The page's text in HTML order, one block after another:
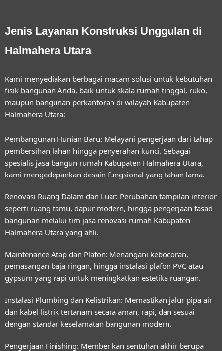
Jenis Layanan Konstruksi Unggulan di
Halmahera Utara
Kami menyediakan berbagai macam solusi untuk kebutuhan
fisik bangunan Anda, baik untuk skala rumah tinggal, ruko,
maupun bangunan perkantoran di wilayah Kabupaten
Halmahera Utara:
Pembangunan Hunian Baru: Melayani pengerjaan dari tahap
pembersihan lahan hingga penyerahan kunci. Sebagai
spesialis jasa bangun rumah Kabupaten Halmahera Utara,
kami mengedepankan desain fungsional yang tahan lama.
Renovasi Ruang Dalam dan Luar: Perubahan tampilan interior
seperti ruang tamu, dapur modern, hingga pengerjaan fasad
bangunan melalui tim jasa renovasi rumah Kabupaten
Halmahera Utara yang ahli.
Maintenance Atap dan Plafon: Menangani kebocoran,
pemasangan baja ringan, hingga instalasi plafon PVC atau
gypsum yang rapi untuk meningkatkan estetika ruangan.
Instalasi Plumbing dan Kelistrikan: Memastikan jalur pipa air
dan kabel listrik tertanam secara aman, rapi, dan sesuai
dengan standar keselamatan bangunan modern.
Pengerjaan Finishing: Memberikan sentuhan akhir berupa